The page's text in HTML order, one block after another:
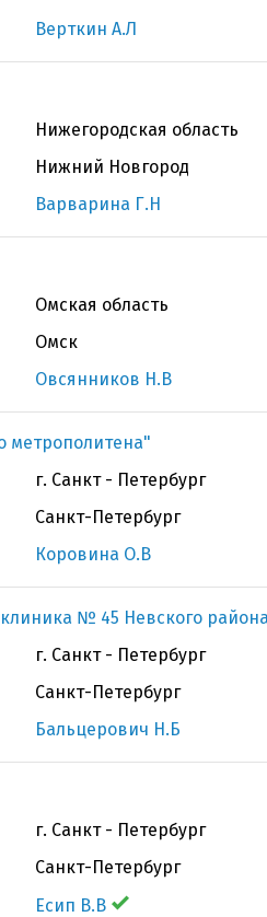
Верткин А.Л
Нижегородская область
Нижний Новгород
Варварина Г.Н
Омская область
Омск
Овсянников Н.В
метрополитена"
г. Санкт - Петербург
Санкт-Петербург
Коровина О.В
№ 45 Невского
г. Санкт - Петербург
Санкт-Петербург
Бальцерович Н.Б
г. Санкт - Петербург
Санкт-Петербург
Есип В.В